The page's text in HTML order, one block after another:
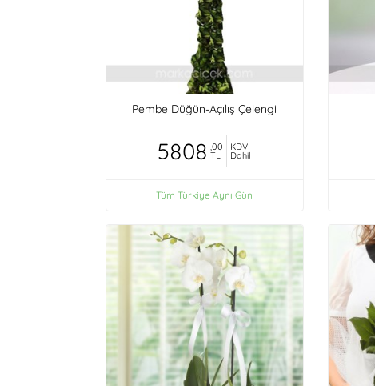
Pembe Düğün-Açılış Çelengi
5808 ,00
TL
KDV
Dahil
Tüm Türkiye Aynı Gün